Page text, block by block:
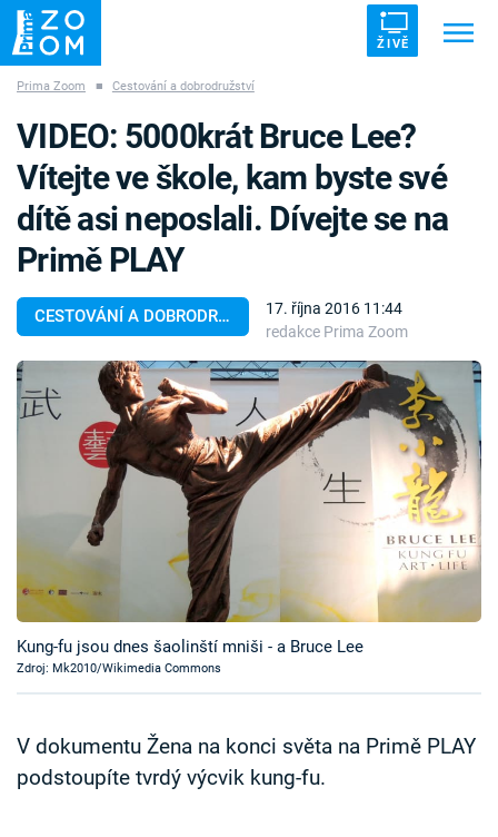
ŽIVĚ
ZÁHADY VETŘELCI DÁVNOVĚKU
Témata
Témata
Pořady
TV Program
Časopis
Sledujte prima+
Přihlášení
Prima Zoom ■ Cestování a dobrodružství
CESTOVÁNÍ A DOBRODRUŽSTVÍ
17. října 2016 11:44
redakce Prima Zoom
VIDEO: 5000krát Bruce Lee?
Vítejte ve škole, kam byste své
dítě asi neposlali. Dívejte se na
Primě PLAY
Kung-fu jsou dnes šaolinští mniši - a Bruce Lee
Zdroj: Mk2010/Wikimedia Commons
V dokumentu Žena na konci světa na Primě PLAY
podstoupíte tvrdý výcvik kung-fu.